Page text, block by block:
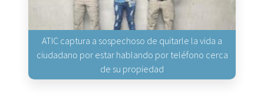
ATIC captura a sospechoso de quitarle la vida a
ciudadano por estar hablando por teléfono cerca
de su propiedad